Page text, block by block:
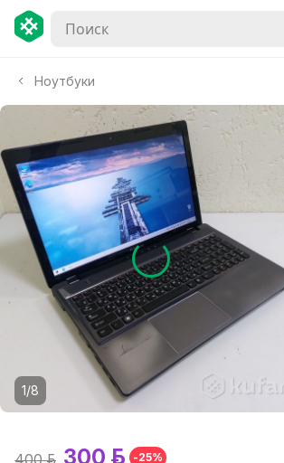
Ноутбуки
1/8
400 р. 300 р. -25%